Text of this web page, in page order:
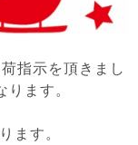
指示を頂きまし
ます。
ます。